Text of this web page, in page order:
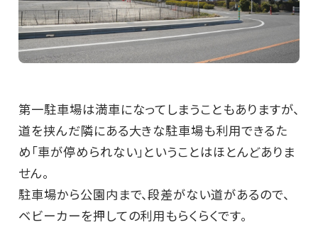
第一駐車場は満車になってしまうこともありますが、
道を挟んだ隣にある大きな駐車場も利用できるた
め「車が停められない」ということはほとんどありま
せん。
駐車場から公園内まで、段差がない道があるので、
ベビーカーを押しての利用もらくらくです。